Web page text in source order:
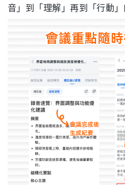
音」到「理解」再到「行動」